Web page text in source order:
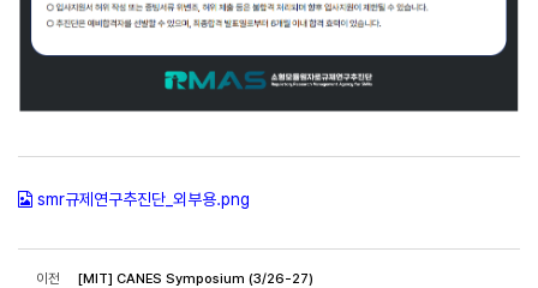
smr규제연구추진단_외부용.png
이전 [MIT] CANES Symposium (3/26-27)